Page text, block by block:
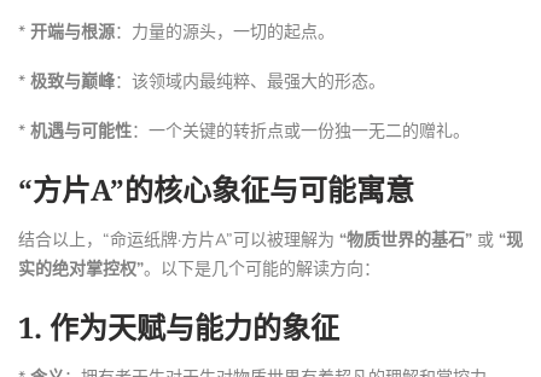
* 开端与根源：力量的源头，一切的起点。
* 极致与巅峰：该领域内最纯粹、最强大的形态。
* 机遇与可能性：一个关键的转折点或一份独一无二的赠礼。
“方片A”的核心象征与可能寓意
结合以上，“命运纸牌·方片A”可以被理解为 “物质世界的基石” 或 “现
实的绝对掌控权”。以下是几个可能的解读方向：
1. 作为天赋与能力的象征